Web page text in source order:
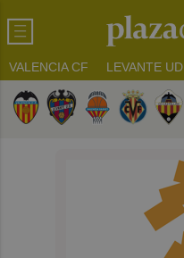
VALENCIA CF LEVANTE UD